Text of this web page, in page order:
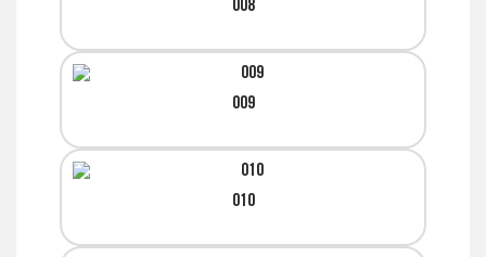
008
009
010